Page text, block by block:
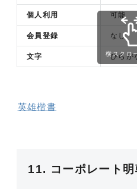
個人利用 可能
会員登録 なし
文字 ひらが
横スクロ
英雄楷書
11. コーポレート明